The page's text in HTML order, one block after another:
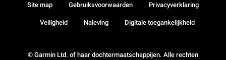
© Garmin Ltd. of haar dochtermaatschappijen. Alle rechten
Site map Gebruiksvoorwaarden Privacyverklaring
Veiligheid Naleving Digitale toegankelijkheid